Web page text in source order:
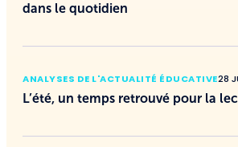
dans le quotidien
ANALYSES DE L'ACTUALITÉ ÉDUCATIVE28
L’été, un temps retrouvé pour la